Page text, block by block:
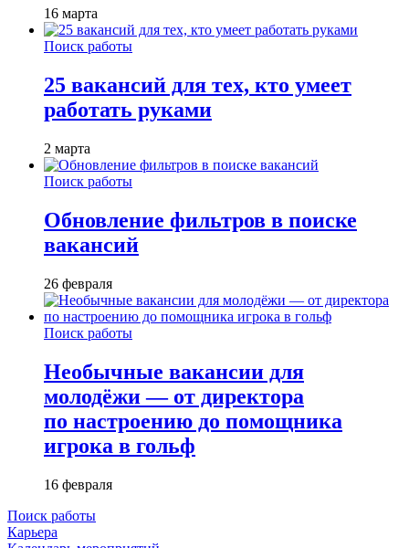
16 марта
Поиск работы
25 вакансий для тех, кто умеет
работать руками
2 марта
Поиск работы
Обновление фильтров в поиске
вакансий
26 февраля
Поиск работы
Необычные вакансии для
молодёжи — от директора
по настроению до помощника
игрока в гольф
16 февраля
Поиск работы
Карьера